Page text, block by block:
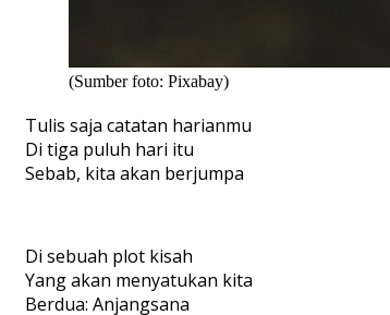
(Sumber foto: Pixabay)
Tulis saja catatan harianmu
Di tiga puluh hari itu
Sebab, kita akan berjumpa
Di sebuah plot kisah
Yang akan menyatukan kita
Berdua: Anjangsana